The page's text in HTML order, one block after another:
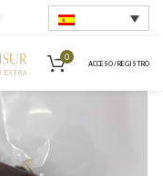
0
ACCESO / REGISTRO